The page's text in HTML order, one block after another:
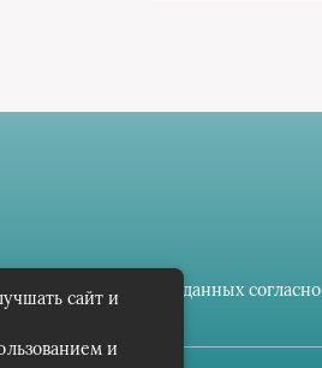
персональных данных согласно
целях.
сайт и
и